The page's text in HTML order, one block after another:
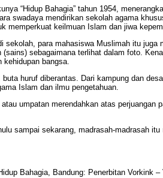
“Hidup Bahagia” tahun 1954,
swadaya mendirikan sekolah agama
memperkuat keilmuan Islam dan jiwa
sekolah, para mahasiswa Muslimah itu
sebagaimana terlihat dalam foto.
kehidupan bangsa.
huruf diberantas. Dari kampung dan
Islam dan ilmu pengetahuan.
umpatan merendahkan atas perjuangan
sampai sekarang, madrasah-madrasah
Bahagia, Bandung: Penerbitan Vorkink –